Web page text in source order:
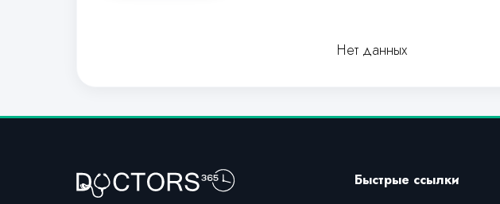
Нет данных
Быстрые ссылки